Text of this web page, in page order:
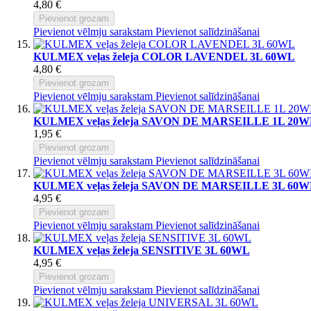
4,80 €
Pievienot grozam
Pievienot vēlmju sarakstam Pievienot salīdzināšanai
KULMEX veļas želeja COLOR LAVENDEL 3L 60WL
4,80 €
Pievienot grozam
Pievienot vēlmju sarakstam Pievienot salīdzināšanai
KULMEX veļas želeja SAVON DE MARSEILLE 1L
1,95 €
Pievienot grozam
Pievienot vēlmju sarakstam Pievienot salīdzināšanai
KULMEX veļas želeja SAVON DE MARSEILLE 3L
4,95 €
Pievienot grozam
Pievienot vēlmju sarakstam Pievienot salīdzināšanai
KULMEX veļas želeja SENSITIVE 3L 60WL
4,95 €
Pievienot grozam
Pievienot vēlmju sarakstam Pievienot salīdzināšanai